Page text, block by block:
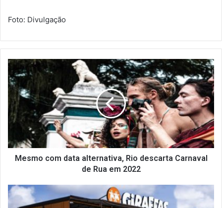
Foto: Divulgação
M
e
s
o
c
d
a
l
Mesmo com data alternativa, Rio descarta Carnaval
de Rua em 2022
G
i